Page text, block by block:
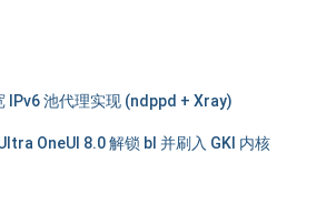
IPv6 池代理实现 (ndppd + Xray)
OneUI 8.0 解锁 bl 并刷入 GKI 内核